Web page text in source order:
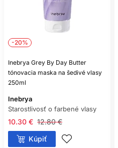
-20%
Inebrya Grey By Day Butter
tónovacia maska na šedivé vlasy
250ml
Inebrya
Starostlivosť o farbené vlasy
12.80 €
10.30 €
Kúpiť